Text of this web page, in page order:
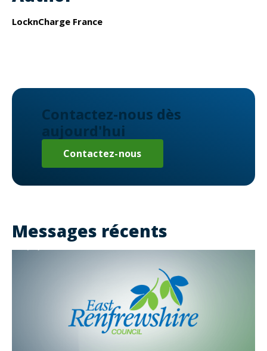
LocknCharge France
Contactez-nous dès
aujourd'hui
Contactez-nous
Messages récents